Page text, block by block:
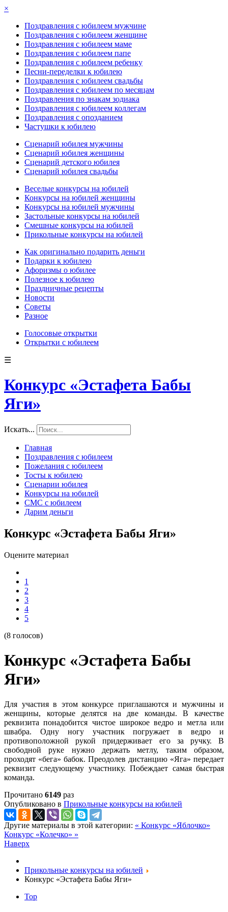
×
Поздравления с юбилеем мужчине
Поздравления с юбилеем женщине
Поздравления с юбилеем маме
Поздравления с юбилеем папе
Поздравления с юбилеем ребенку
Песни-переделки к юбилею
Поздравления с юбилеем свадьбы
Поздравления с юбилеем по месяцам
Поздравления по знакам зодиака
Поздравления с юбилеем коллегам
Поздравления с опозданием
Частушки к юбилею
Сценарий юбилея мужчины
Сценарий юбилея женщины
Сценарий детского юбилея
Сценарий юбилея свадьбы
Веселые конкурсы на юбилей
Конкурсы на юбилей женщины
Конкурсы на юбилей мужчины
Застольные конкурсы на юбилей
Смешные конкурсы на юбилей
Прикольные конкурсы на юбилей
Как оригинально подарить деньги
Подарки к юбилею
Афоризмы о юбилее
Полезное к юбилею
Праздничные рецепты
Новости
Советы
Разное
Голосовые открытки
Открытки с юбилеем
☰
Конкурс «Эстафета Бабы
Яги»
Искать...
Главная
Поздравления с юбилеем
Пожелания с юбилеем
Тосты к юбилею
Сценарии юбилея
Конкурсы на юбилей
СМС с юбилеем
Дарим деньги
Конкурс «Эстафета Бабы Яги»
Оцените материал
1
2
3
4
5
(8 голосов)
Конкурс «Эстафета Бабы
Яги»
Для участия в этом конкурсе приглашаются и мужчины и
женщины, которые делятся на две команды. В качестве
реквизита понадобится чистое широкое ведро и метла или
швабра. Одну ногу участник погружает в ведро и
противоположной рукой придерживает его за ручку. В
свободной руке нужно держать метлу, таким образом,
проходят «бега» бабок. Преодолев дистанцию «Яга» передает
реквизит следующему участнику. Побеждает самая быстрая
команда.
Прочитано 6149 раз
Опубликовано в Прикольные конкурсы на юбилей
Другие материалы в этой категории: « Конкурс «Яблочко»
Конкурс «Колечко» »
Наверх
Прикольные конкурсы на юбилей
Конкурс «Эстафета Бабы Яги»
Top